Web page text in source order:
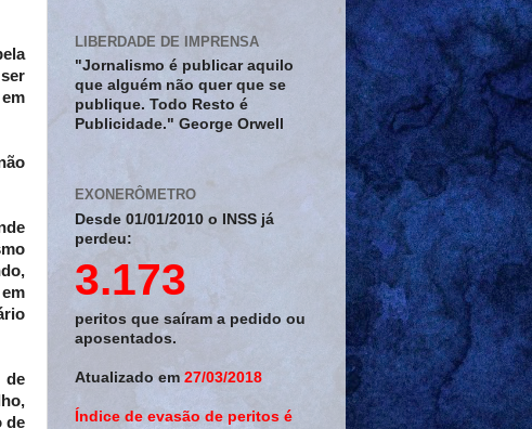
de
de
LIBERDADE DE IMPRENSA
"Jornalismo é publicar aquilo
que alguém não quer que se
publique. Todo Resto é
Publicidade." George Orwell
EXONERÔMETRO
Desde 01/01/2010 o INSS já
perdeu:
3.173
peritos que saíram a pedido ou
aposentados.
Atualizado em 27/03/2018
Índice de evasão de peritos é